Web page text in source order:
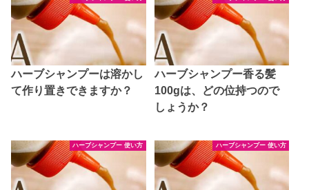
ハーブシャンプーは溶かし
て作り置きできますか？
ハーブシャンプー香る髪
100gは、どの位持つので
しょうか？
ハーブシャンプー 使い方 ハーブシャンプー 使い方